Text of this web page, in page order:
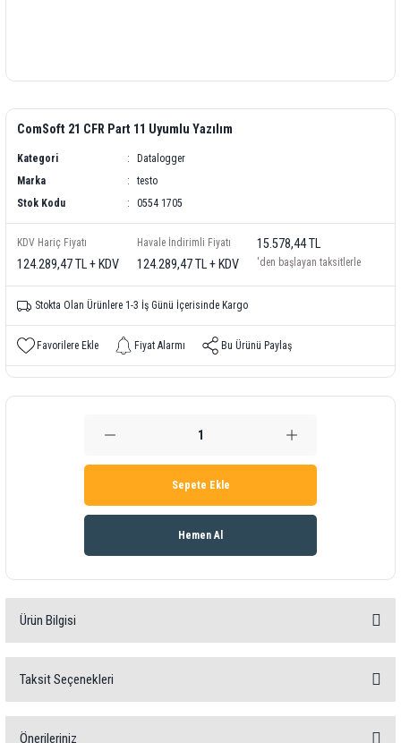
ComSoft 21 CFR Part 11 Uyumlu Yazılım
Kategori
Datalogger
Marka
testo
Stok Kodu
0554 1705
KDV Hariç Fiyatı
124.289,47 TL + KDV
Havale İndirimli Fiyatı
124.289,47 TL + KDV
15.578,44 TL
'den başlayan taksitlerle
Stokta Olan Ürünlere 1-3 İş Günü İçerisinde Kargo
Fiyat Alarmı Bu Ürünü Paylaş
Sepete Ekle
Hemen Al
Ürün Bilgisi
Açıklama
Taksit Seçenekleri
Önerileriniz